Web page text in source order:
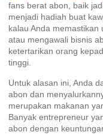
fans berat abon, baik
menjadi hadiah buat
kalau Anda
atau mengawali bisnis
ketertarikan orang
tinggi.
Untuk alasan ini, Anda
abon dan
merupakan makanan
Banyak entrepreneur
abon dengan